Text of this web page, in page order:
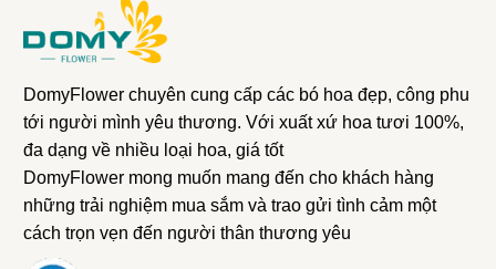
DomyFlower chuyên cung cấp các bó hoa đẹp, công phu
tới người mình yêu thương. Với xuất xứ hoa tươi 100%,
đa dạng về nhiều loại hoa, giá tốt
DomyFlower mong muốn mang đến cho khách hàng
những trải nghiệm mua sắm và trao gửi tình cảm một
cách trọn vẹn đến người thân thương yêu